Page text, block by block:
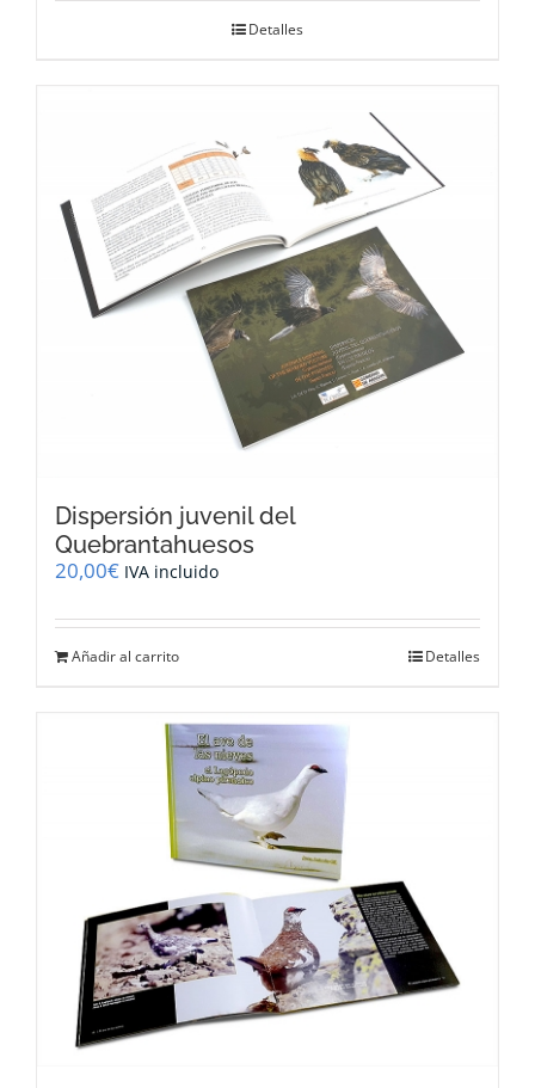
Detalles
Dispersión juvenil del
Quebrantahuesos
20,00€ IVA incluido
Añadir al carrito Detalles